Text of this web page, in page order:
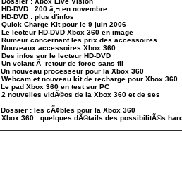
HD-DVD : 200 â‚¬ en novembre
HD-DVD : plus d'infos
Quick Charge Kit pour le 9 juin 2006
Le lecteur HD-DVD Xbox 360 en image
Rumeur concernant les prix des accessoires
Nouveaux accessoires Xbox 360
Des infos sur le lecteur HD-DVD
Un volant Ã retour de force sans fil
Un nouveau processeur pour la Xbox 360
Webcam et nouveau kit de recharge pour Xbox 360
Le pad Xbox 360 en test sur PC
2 nouvelles vidÃ©os de la Xbox 360 et de ses
Dossier : les cÃ¢bles pour la Xbox 360
Xbox 360 : quelques dÃ©tails des possibilitÃ©s